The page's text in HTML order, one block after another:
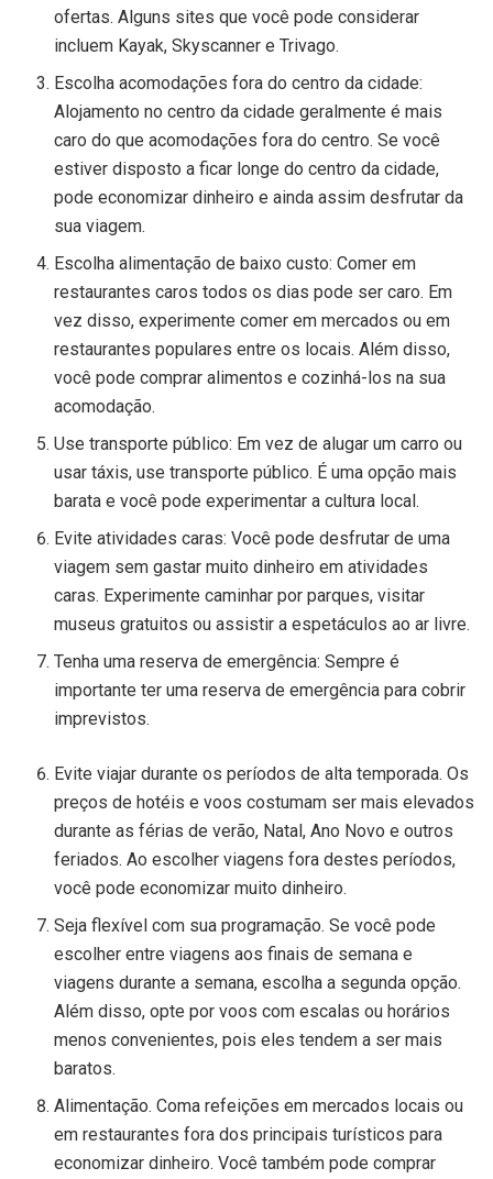
ofertas. Alguns sites que você pode considerar
incluem Kayak, Skyscanner e Trivago.
Escolha acomodações fora do centro da cidade:
Alojamento no centro da cidade geralmente é mais
caro do que acomodações fora do centro. Se você
estiver disposto a ficar longe do centro da cidade,
pode economizar dinheiro e ainda assim desfrutar da
sua viagem.
Escolha alimentação de baixo custo: Comer em
restaurantes caros todos os dias pode ser caro. Em
vez disso, experimente comer em mercados ou em
restaurantes populares entre os locais. Além disso,
você pode comprar alimentos e cozinhá-los na sua
acomodação.
Use transporte público: Em vez de alugar um carro ou
usar táxis, use transporte público. É uma opção mais
barata e você pode experimentar a cultura local.
Evite atividades caras: Você pode desfrutar de uma
viagem sem gastar muito dinheiro em atividades
caras. Experimente caminhar por parques, visitar
museus gratuitos ou assistir a espetáculos ao ar livre.
Tenha uma reserva de emergência: Sempre é
importante ter uma reserva de emergência para cobrir
imprevistos.
Evite viajar durante os períodos de alta temporada. Os
preços de hotéis e voos costumam ser mais elevados
durante as férias de verão, Natal, Ano Novo e outros
feriados. Ao escolher viagens fora destes períodos,
você pode economizar muito dinheiro.
Seja flexível com sua programação. Se você pode
escolher entre viagens aos finais de semana e
viagens durante a semana, escolha a segunda opção.
Além disso, opte por voos com escalas ou horários
menos convenientes, pois eles tendem a ser mais
baratos.
Alimentação. Coma refeições em mercados locais ou
em restaurantes fora dos principais turísticos para
economizar dinheiro. Você também pode comprar